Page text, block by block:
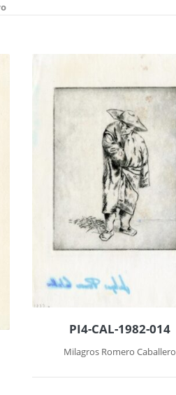
PI4-CAL-1982-014
Milagros Romero Caballero